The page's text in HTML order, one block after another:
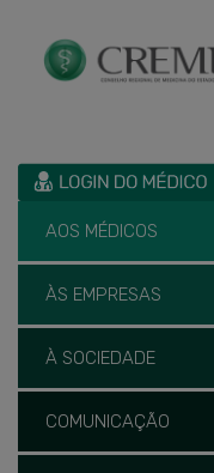
AOS MÉDICOS
ÀS EMPRESAS
À SOCIEDADE
COMUNICAÇÃO